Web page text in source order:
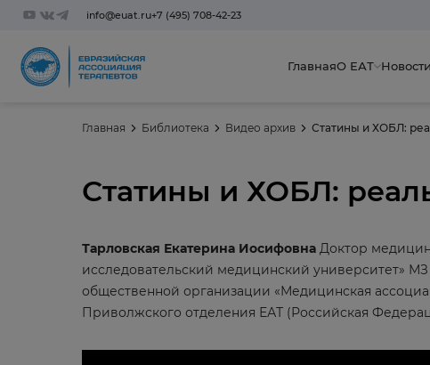
info@euat.ru+7 (495) 708-42-23
ГлавнаяО ЕАТ Новости
Главная Библиотека Видео архив Статины и ХОБЛ:
Статины и ХОБЛ:
Тарловская Екатерина Иосифовна Доктор
исследовательский медицинский университет»
общественной организации «Медицинская
Приволжского отделения ЕАТ (Российская